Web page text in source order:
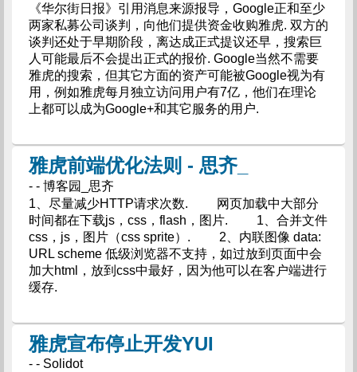
《华尔街日报》引用消息来源报导，Google正和至少
两家私募公司谈判，向他们提供资金收购雅虎. 双方的
谈判还处于早期阶段，离达成正式提议还早，搜索巨
人可能最后不会提出正式的报价. Google当然不需要
雅虎的搜索，但其它方面的资产可能被Google视为有
用，例如雅虎每月独立访问用户有7亿，他们在理论
上都可以成为Google+和其它服务的用户.
雅虎前端优化法则 - 思齐_
- - 博客园_思齐
1、尽量减少HTTP请求次数. 网页加载中大部分
时间都在下载js，css，flash，图片. 1、合并文件
css，js，图片（css sprite）. 2、内联图像 data:
URL scheme 低级浏览器不支持，如过放到页面中会
加大html，放到css中最好，因为他可以在客户端进行
缓存.
雅虎宣布停止开发YUI
- - Solidot